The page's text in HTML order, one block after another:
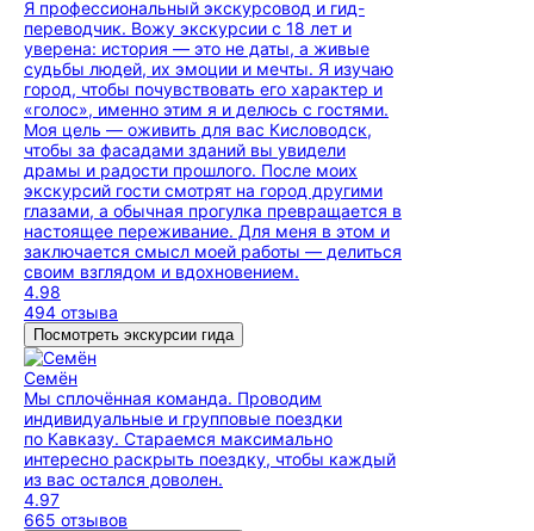
Я профессиональный экскурсовод и гид-
переводчик. Вожу экскурсии с 18 лет и
уверена: история — это не даты, а живые
судьбы людей, их эмоции и мечты. Я изучаю
город, чтобы почувствовать его характер и
«голос», именно этим я и делюсь с гостями.
Моя цель — оживить для вас Кисловодск,
чтобы за фасадами зданий вы увидели
драмы и радости прошлого. После моих
экскурсий гости смотрят на город другими
глазами, а обычная прогулка превращается в
настоящее переживание. Для меня в этом и
заключается смысл моей работы — делиться
своим взглядом и вдохновением.
4.98
494 отзыва
Посмотреть экскурсии гида
Семён
Мы сплочённая команда. Проводим
индивидуальные и групповые поездки
по Кавказу. Стараемся максимально
интересно раскрыть поездку, чтобы каждый
из вас остался доволен.
4.97
665 отзывов